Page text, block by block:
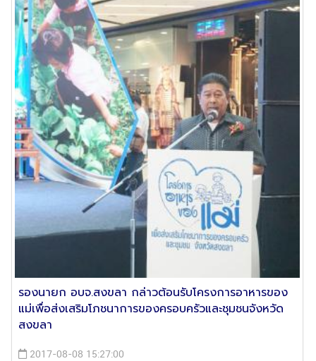
รองนายก อบจ.สงขลา กล่าวต้อนรับโครงการอาหารของ
แม่เพื่อส่งเสริมโภชนาการของครอบครัวและชุมชนจังหวัด
สงขลา
2017-08-08 15:27:00